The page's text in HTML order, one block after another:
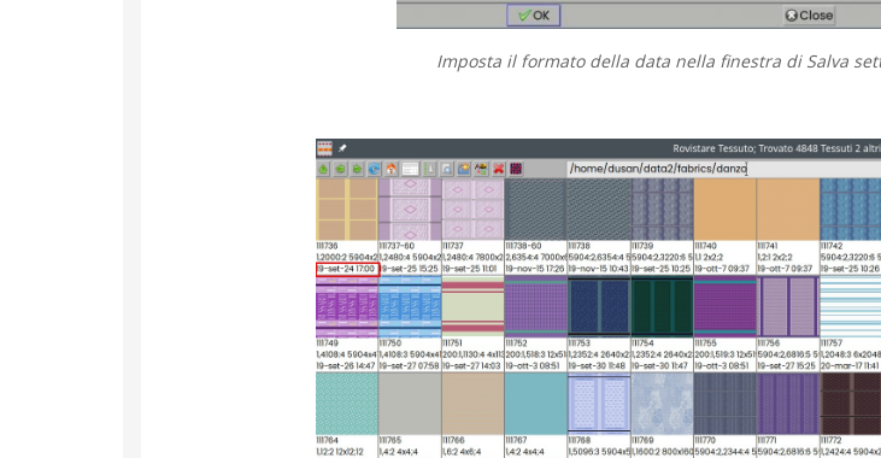
Imposta il formato della data nella finestra di Salva